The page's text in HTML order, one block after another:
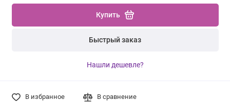
Купить
Быстрый заказ
Нашли дешевле?
В избранное В сравнение